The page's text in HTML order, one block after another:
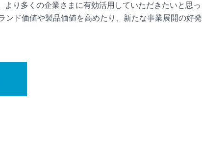
り多くの企業さまに有効活用していただきたいと思っ
ド価値や製品価値を高めたり、新たな事業展開の好発